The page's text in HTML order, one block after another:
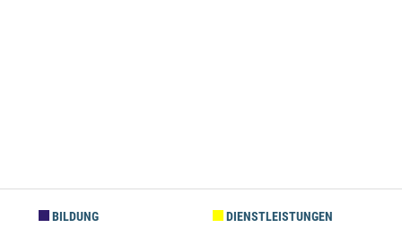
BILDUNG
DIENSTLEISTUNGEN